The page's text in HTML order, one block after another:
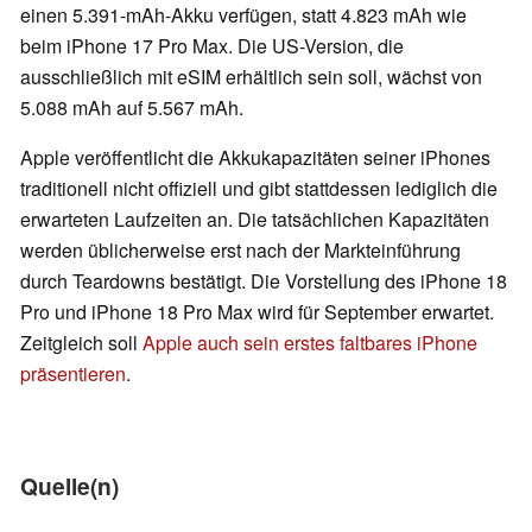
einen 5.391-mAh-Akku verfügen, statt 4.823 mAh wie
beim iPhone 17 Pro Max. Die US-Version, die
ausschließlich mit eSIM erhältlich sein soll, wächst von
5.088 mAh auf 5.567 mAh.
Apple veröffentlicht die Akkukapazitäten seiner iPhones
traditionell nicht offiziell und gibt stattdessen lediglich die
erwarteten Laufzeiten an. Die tatsächlichen Kapazitäten
werden üblicherweise erst nach der Markteinführung
durch Teardowns bestätigt. Die Vorstellung des iPhone 18
Pro und iPhone 18 Pro Max wird für September erwartet.
Zeitgleich soll Apple auch sein erstes faltbares iPhone
präsentieren.
Quelle(n)